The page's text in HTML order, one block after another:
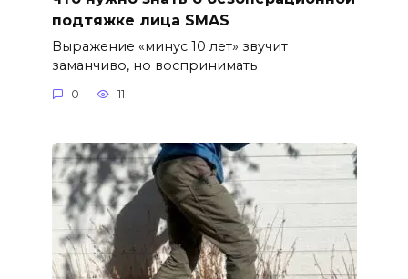
подтяжке лица SMAS
Выражение «минус 10 лет» звучит
заманчиво, но воспринимать
0 11